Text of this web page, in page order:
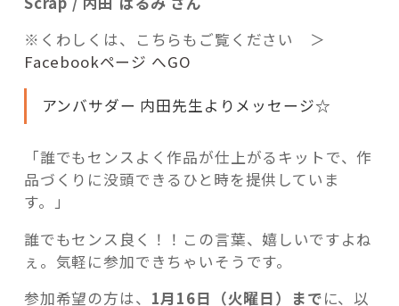
※くわしくは、こちらもご覧ください ＞
Facebookページ へGO
アンバサダー 内田先生よりメッセージ☆
「誰でもセンスよく作品が仕上がるキットで、作
品づくりに没頭できるひと時を提供していま
す。」
誰でもセンス良く！！この言葉、嬉しいですよね
ぇ。気軽に参加できちゃいそうです。
参加希望の方は、 1月16日（火曜日）までに、以